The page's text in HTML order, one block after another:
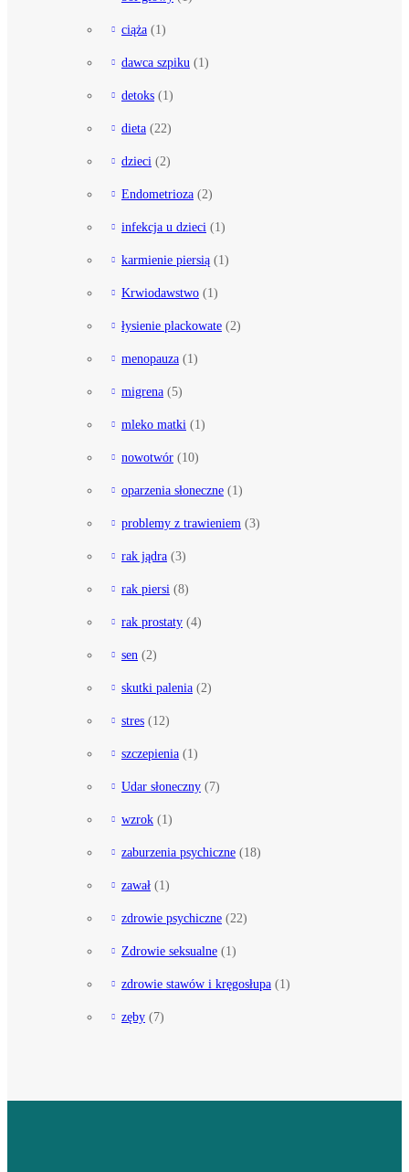
ciąża (1)
dawca szpiku (1)
detoks (1)
dieta (22)
dzieci (2)
Endometrioza (2)
infekcja u dzieci (1)
karmienie piersią (1)
Krwiodawstwo (1)
łysienie plackowate (2)
menopauza (1)
migrena (5)
mleko matki (1)
nowotwór (10)
oparzenia słoneczne (1)
problemy z trawieniem (3)
rak jądra (3)
rak piersi (8)
rak prostaty (4)
sen (2)
skutki palenia (2)
stres (12)
szczepienia (1)
Udar słoneczny (7)
wzrok (1)
zaburzenia psychiczne (18)
zawał (1)
zdrowie psychiczne (22)
Zdrowie seksualne (1)
zdrowie stawów i kręgosłupa (1)
zęby (7)